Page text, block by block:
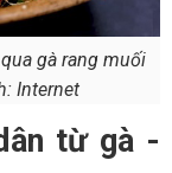
gà rang muối
Internet
từ gà -